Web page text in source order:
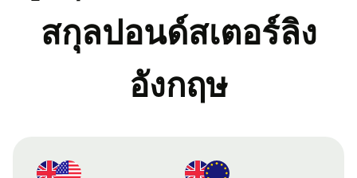
สกุลปอนด์สเตอร์ลิง
อังกฤษ